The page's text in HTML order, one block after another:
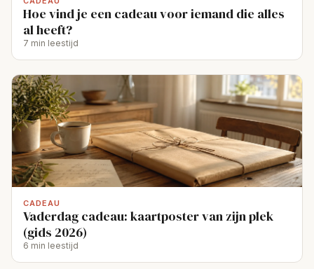
Hoe vind je een cadeau voor iemand die alles
al heeft?
7 min leestijd
CADEAU
Vaderdag cadeau: kaartposter van zijn plek
(gids 2026)
6 min leestijd